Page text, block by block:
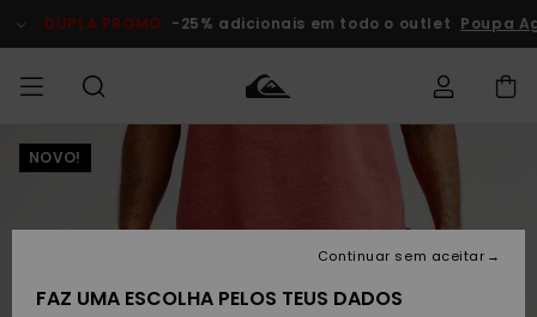
do
DUPLA PROMO -25% adicionais em todo o outlet Poupa
HOMEM
MENINO
MULHER
chegados
Crianças
Artigos
Criança
Devoluções
NOVO!
FAZ UMA ESCOLHA PELOS TEUS DADOS
Continuar sem aceitar